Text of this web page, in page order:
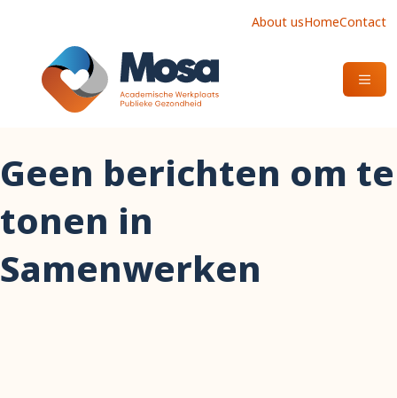
About usHomeContact
OPEN
Geen berichten om te
tonen in
Samenwerken